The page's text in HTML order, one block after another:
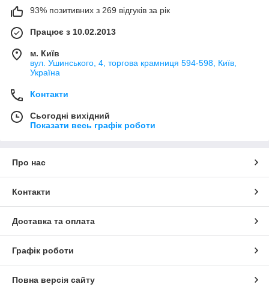
93% позитивних з 269 відгуків за рік
Працює з 10.02.2013
м. Київ
вул. Ушинського, 4, торгова крамниця 594-598, Київ,
Україна
Контакти
Сьогодні вихідний
Показати весь графік роботи
Про нас
Контакти
Доставка та оплата
Графік роботи
Повна версія сайту